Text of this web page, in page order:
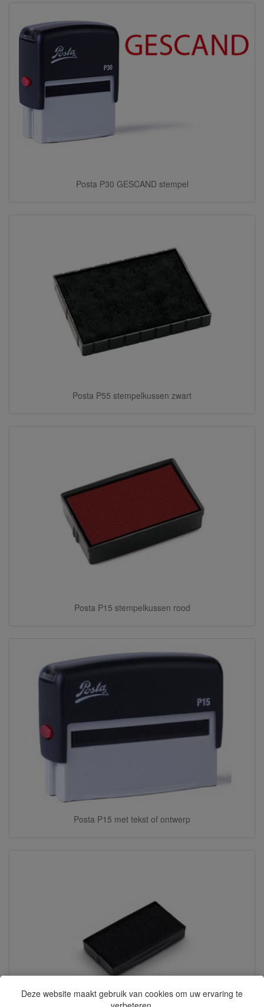
Deze website maakt gebruik van cookies om uw ervaring te
Posta P30 GESCAND stempel
Posta P55 stempelkussen zwart
Posta P15 stempelkussen rood
Posta P15 met tekst of ontwerp